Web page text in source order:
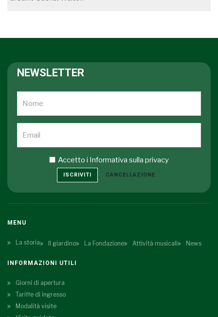
NEWSLETTER
Accetto i Informativa sulla privacy
ISCRIVITI CANCELLAZIONE
MENU
La storia Il giardino La Fondazione Attività musicali News
INFORMAZIONI UTILI
Giorni di apertura
Tariffe di ingresso
Modalità visite